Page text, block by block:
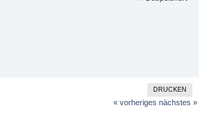
DRUCKEN
« vorheriges nächstes »